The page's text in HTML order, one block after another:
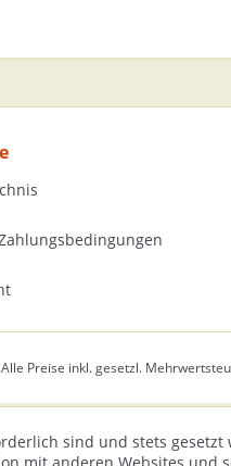
Preise inkl. gesetzl.
sind und stets